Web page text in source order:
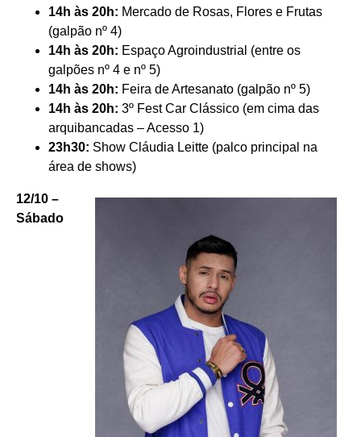
14h às 20h: Mercado de Rosas, Flores e Frutas
(galpão nº 4)
14h às 20h: Espaço Agroindustrial (entre os
galpões nº 4 e nº 5)
14h às 20h: Feira de Artesanato (galpão nº 5)
14h às 20h: 3º Fest Car Clássico (em cima das
arquibancadas – Acesso 1)
23h30: Show Cláudia Leitte (palco principal na
área de shows)
12/10 –
Sábado